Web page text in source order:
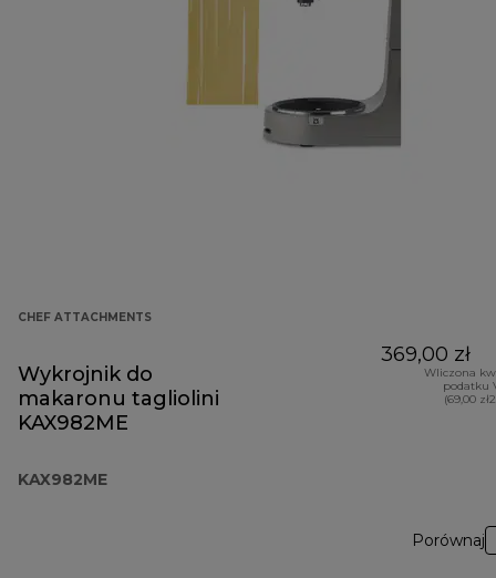
CHEF ATTACHMENTS
Wykrojnik do
makaronu tagliolini
KAX982ME
KAX982ME
369,00 zł
Wliczona
podatku
(69,00
Porównaj